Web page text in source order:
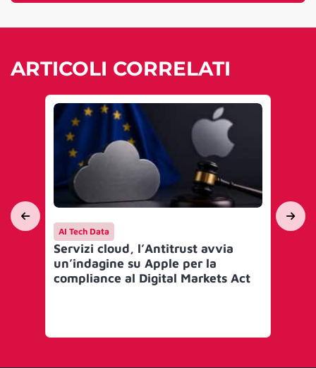
ARTICOLI CORRELATI
AI Tech Data
Servizi cloud, l’Antitrust avvia
un’indagine su Apple per la
compliance al Digital Markets Act